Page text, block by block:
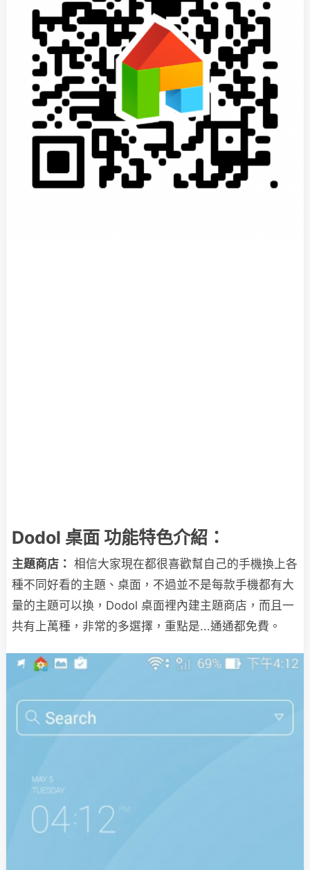
Dodol 桌面 功能特色介紹：
主題商店： 相信大家現在都很喜歡幫自己的手機換上各
種不同好看的主題、桌面，不過並不是每款手機都有大
量的主題可以換，Dodol 桌面裡內建主題商店，而且一
共有上萬種，非常的多選擇，重點是...通通都免費。